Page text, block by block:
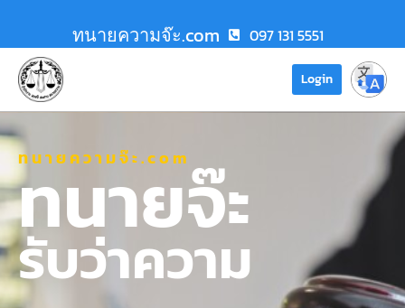
ทนายความจ๊ะ.com 097 131 5551
Login
ทนายความจ๊ะ.com
ทนายจ๊ะ
รับว่าความ